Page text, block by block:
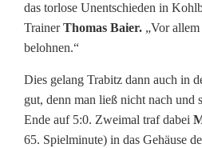
das torlose Unentschieden in
TrainerThomas Baier. „Vor
belohnen.“
Dies gelang Trabitz dann auch in
gut, denn man ließ nicht nach und
Ende auf 5:0. Zweimal traf dabei
65. Spielminute) in das Gehäuse